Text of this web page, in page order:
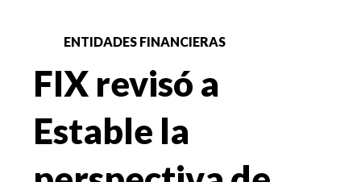
ENTIDADES FINANCIERAS
FIX revisó a
Estable la